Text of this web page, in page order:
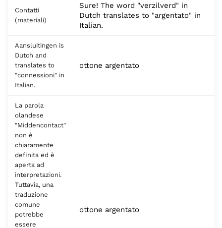
Contatti
(materiali)
Sure! The word "verzilverd" in
Dutch translates to "argentato" in
Italian.
Aansluitingen is
Dutch and
translates to
"connessioni" in
Italian.
ottone argentato
La parola
olandese
"Middencontact"
non è
chiaramente
definita ed è
aperta ad
interpretazioni.
Tuttavia, una
traduzione
comune
potrebbe
essere
ottone argentato